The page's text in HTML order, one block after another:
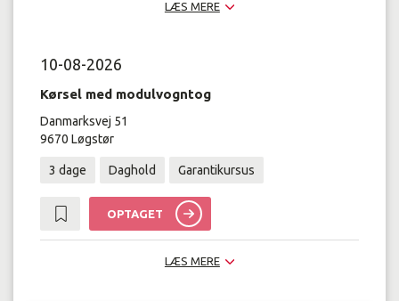
LÆS MERE
10-08-2026
Kørsel med modulvogntog
Danmarksvej 51
9670 Løgstør
3 dage Daghold Garantikursus
OPTAGET
LÆS MERE